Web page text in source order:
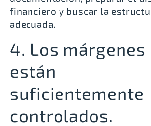
financiero y buscar la
adecuada.
4. Los márgenes
están
suficientemente
controlados.